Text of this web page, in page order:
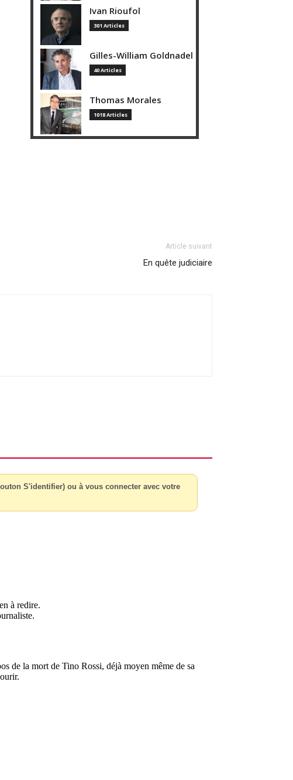
Ivan Rioufol
301 Articles
Gilles-William Goldnadel
40 Articles
Thomas Morales
1018 Articles
Article suivant
En quête judiciaire
S'identifier) ou à vous connecter avec votre